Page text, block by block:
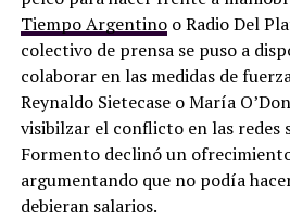
Tiempo Argentinoo Radio Del
colectivo de prensa se puso a
colaborar en las medidas de
Reynaldo Sietecase o María
visibilzar el conflicto en las redes
Formento declinó un
argumentando que no podía
debieran salarios.